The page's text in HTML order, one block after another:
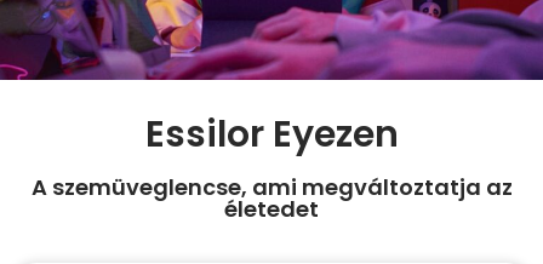
Essilor Eyezen
A szemüveglencse, ami megváltoztatja az
életedet